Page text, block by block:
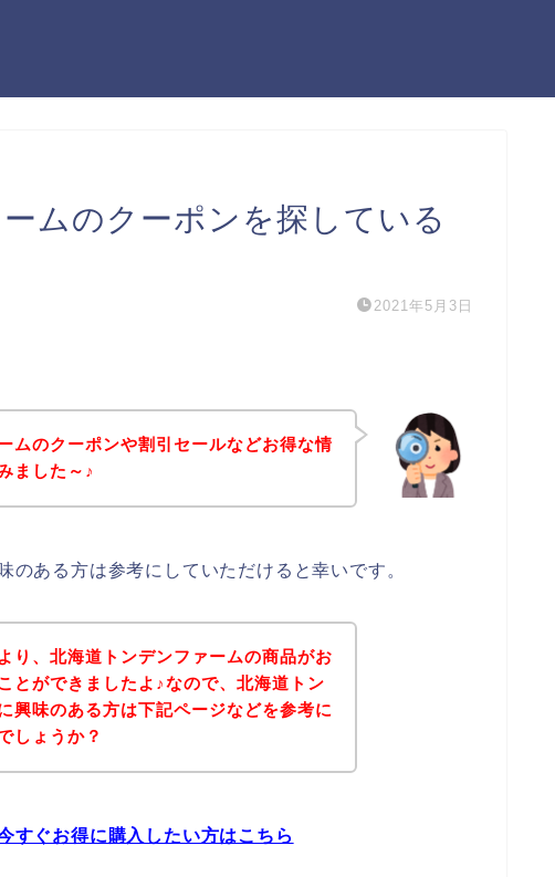
ムのクーポンを探している
2021年5月3日
ムのクーポンや割引セールなどお得な情
ました～♪
のある方は参考にしていただけると幸いです。
り、北海道トンデンファームの商品がお
とができましたよ♪なので、北海道トン
興味のある方は下記ページなどを参考に
しょうか？
すぐお得に購入したい方はこちら